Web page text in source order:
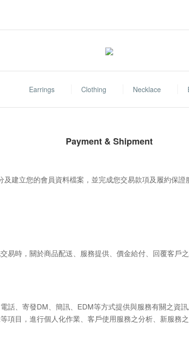
Earrings Clothing Necklace
Payment & Shipment
建立您的會員資料檔案，並完成您交易款項及履約保證
易時，關於商品配送、服務提供、價金給付、回覆客戶
話、寄發DM、簡訊、EDM等方式提供與服務有關之資
項目，進行個人化作業、客戶使用服務之分析、新服務